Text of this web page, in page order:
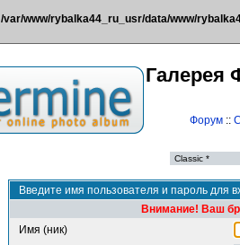
/var/www/rybalka44_ru_usr/data/www/
Галерея
Форум::
Введите имя пользователя и пароль для
Внимание! Ваш
Имя (ник)